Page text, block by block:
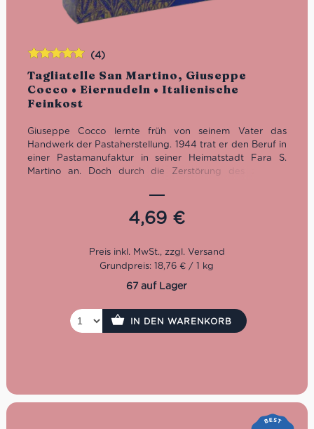
Tagliatelle San Martino, Giuseppe
Cocco • Eiernudeln • Italienische
Feinkost
(4)
Giuseppe Cocco lernte früh von seinem Vater das
Handwerk der Pastaherstellung. 1944 trat er den Beruf in
einer Pastamanufaktur in seiner Heimatstadt Fara S.
Martino an. Doch durch die Zerstörung des zweiten
Trümmerhaufen. Zwischen Schutt und Asche rettete er
also die letzten Teile der Pastamaschinen und brachte sie
wieder zum laufen. Und so gründete er seine eigene
diese Tagliatelle San Martino herstellt.
4,69 €
Bewertet
mit5.00von
5
Grundpreis: 18,76 € / 1 kg
67 auf Lager
IN DEN WARENKORB